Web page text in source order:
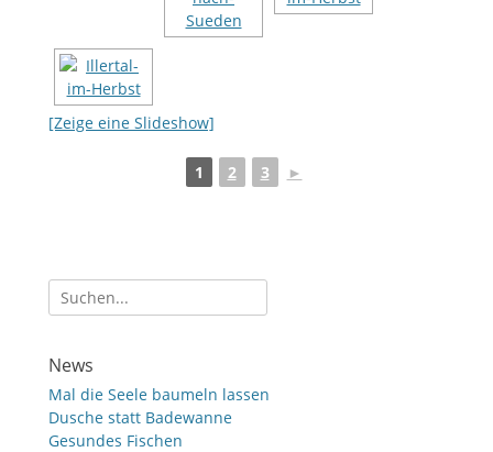
[Zeige eine Slideshow]
1 2 3 ►
Suche
nach:
News
Mal die Seele baumeln lassen
Dusche statt Badewanne
Gesundes Fischen